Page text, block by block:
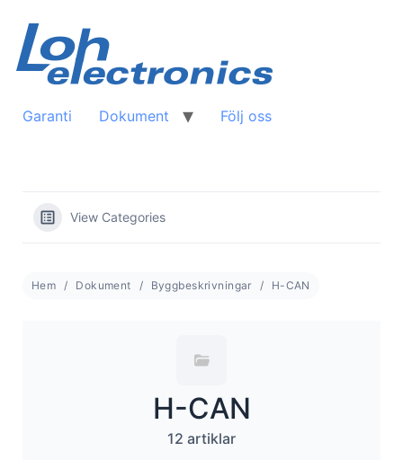
content
Garanti Dokument Följ oss
View Categories
Hem Dokument Byggbeskrivningar H-CAN
H-CAN
12 artiklar